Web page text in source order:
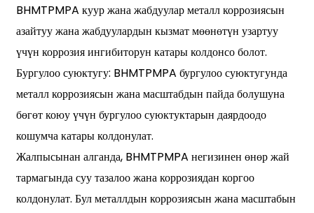
BHMTPMPA куур жана жабдуулар металл коррозиясын
азайтуу жана жабдуулардын кызмат мөөнөтүн узартуу
үчүн коррозия ингибиторун катары колдонсо болот.
Бургулоо суюктугу: BHMTPMPA бургулоо суюктугунда
металл коррозиясын жана масштабдын пайда болушуна
бөгөт коюу үчүн бургулоо суюктуктарын даярдоодо
кошумча катары колдонулат.
Жалпысынан алганда, BHMTPMPA негизинен өнөр жай
тармагында суу тазалоо жана коррозиядан коргоо
колдонулат. Бул металлдын коррозиясын жана масштабын